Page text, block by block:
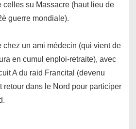
celles su Massacre (haut lieu de
guerre mondiale).
chez un ami médecin (qui vient de
en cumul enploi-retraite), avec
A du raid Francital (devenu
retour dans le Nord pour participer